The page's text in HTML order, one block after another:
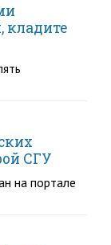
кладите
СГУ
на портале